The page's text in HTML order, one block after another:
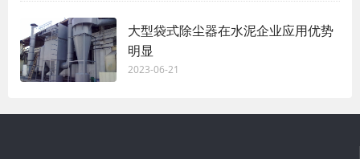
大型袋式除尘器在水泥企业应用优势
明显
2023-06-21